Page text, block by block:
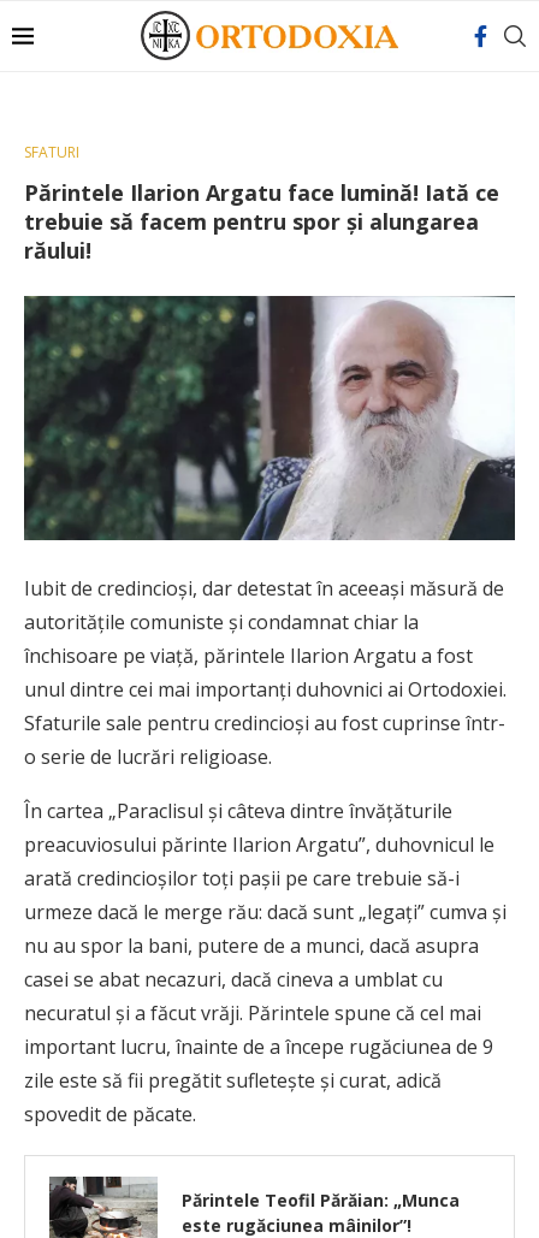
SFATURI
Părintele Ilarion Argatu face lumină! Iată ce
trebuie să facem pentru spor și alungarea
răului!
Iubit de credincioși, dar detestat în aceeași măsură de
autoritățile comuniste și condamnat chiar la
închisoare pe viață, părintele Ilarion Argatu a fost
unul dintre cei mai importanți duhovnici ai Ortodoxiei.
Sfaturile sale pentru credincioși au fost cuprinse într-
o serie de lucrări religioase.
În cartea „Paraclisul și câteva dintre învățăturile
preacuviosului părinte Ilarion Argatu”, duhovnicul le
arată credincioșilor toți pașii pe care trebuie să-i
urmeze dacă le merge rău: dacă sunt „legați” cumva și
nu au spor la bani, putere de a munci, dacă asupra
casei se abat necazuri, dacă cineva a umblat cu
necuratul și a făcut vrăji. Părintele spune că cel mai
important lucru, înainte de a începe rugăciunea de 9
zile este să fii pregătit sufletește și curat, adică
spovedit de păcate.
Părintele Teofil Părăian: „Munca
este rugăciunea mâinilor”!